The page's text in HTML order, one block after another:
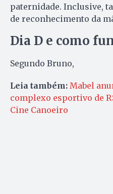
paternidade. Inclusive,
de reconhecimento da
Dia D e como
Segundo Bruno,
Leia também: Mabel
complexo esportivo de
Cine Canoeiro